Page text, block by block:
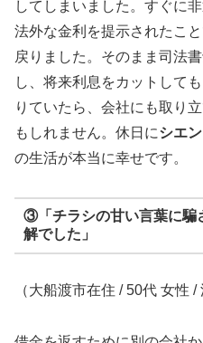
してしまいました。すぐに
法外な金利を提示されたこ
戻りました。そのまま司法
し、将来利息をカットして
りていたら、会社にも取り
もしれません。休日にシエ
の生活が本当に幸せです。
③「チラシの甘い言葉に騙
解でした」
（大船渡市在住 / 50代 女性 /